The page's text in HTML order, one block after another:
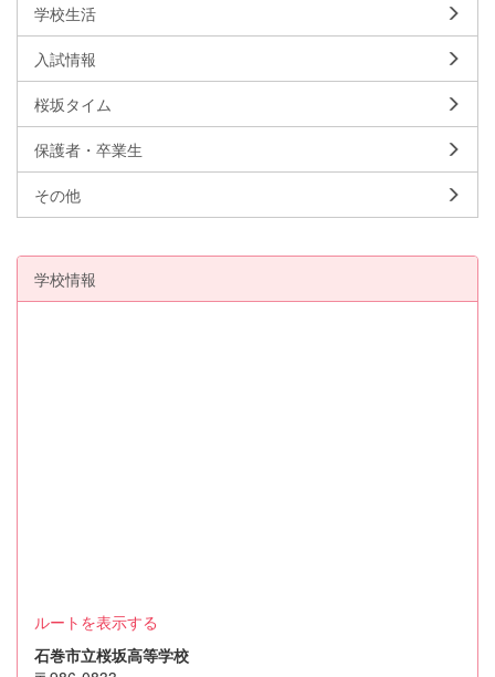
学校生活
入試情報
桜坂タイム
保護者・卒業生
その他
学校情報
ルートを表示する
石巻市立桜坂高等学校